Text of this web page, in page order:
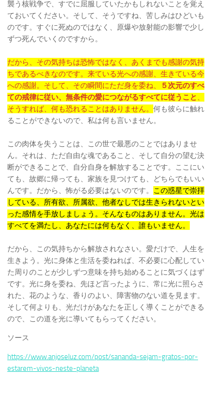
襲う核戦争で、すでに屈服していたかもしれないことを覚え
ておいてください。そして、そうですね、苦しみはひどいも
のです。すぐに死ぬのではなく、原爆や放射能の影響で少し
ずつ死んでいくのですから。
だから、その気持ちは恐怖ではなく、あくまでも感謝の気持
ちであるべきなのです。来ている光への感謝、生きている今
への感謝。そして、その瞬間にただ身を委ね、
５次元のすべ
ての戒律に従い、無条件の愛につながるすべてに従うこと 、
そうすれば、何も恐れることはありません。 何も彼らに触れ
ることができないので、私は何も言いません。
この肉体を失うことは、この世で最悪のことではありませ
ん。それは、ただ自由な魂であること、そして自分の望む決
断ができることで、自分自身を解放することです。ここにい
ても、故郷に帰っても、家族を見つけても、どちらでもいい
んです。だから、怖がる必要はないのです。
この惑星で崇拝
している、所有欲、所属欲、他者なしでは生きられないとい
った感情を手放しましょう。そんなものはありません。光は
すべてを満たし、あなたには何もなく、誰もいません。
だから、この気持ちから解放されなさい。愛だけで、人生を
生きよう。光に身体と生活を委ねれば、不必要に心配してい
た周りのことが少しずつ意味を持ち始めることに気づくはず
です。光に身を委ね、先ほど言ったように、常に光に照らさ
れた、花のような、香りのよい、障害物のない道を見ます。
そして何よりも、光だけがあなたを正しく導くことができる
ので、この道を光に導いてもらってください。
ソース
https://www.anjoseluz.com/post/sananda-sejam-gratos-por-
estarem-vivos-neste-planeta